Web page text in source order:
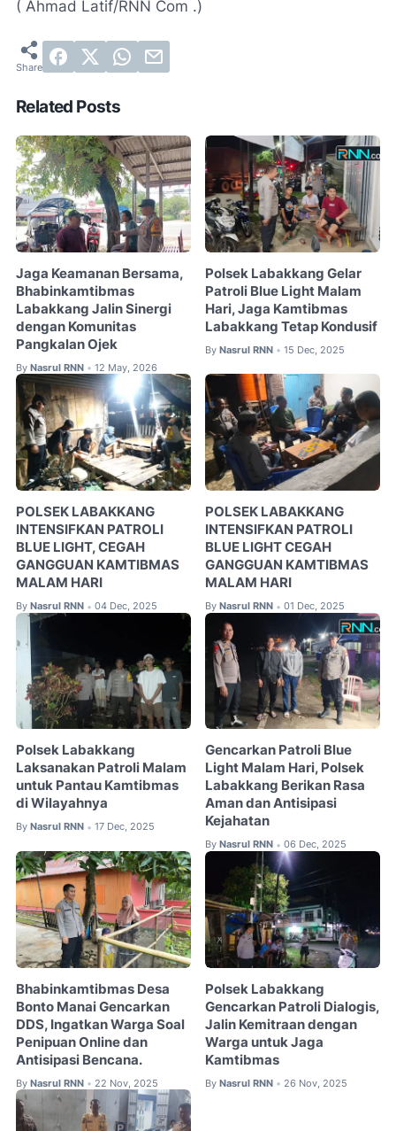
( Ahmad Latif/RNN Com .)
Related Posts
Jaga Keamanan Bersama,
Bhabinkamtibmas
Labakkang Jalin Sinergi
dengan Komunitas
Pangkalan Ojek
By Nasrul RNN • 12 May, 2026
Polsek Labakkang Gelar
Patroli Blue Light Malam
Hari, Jaga Kamtibmas
Labakkang Tetap Kondusif
By Nasrul RNN • 15 Dec, 2025
POLSEK LABAKKANG
INTENSIFKAN PATROLI
BLUE LIGHT, CEGAH
GANGGUAN KAMTIBMAS
MALAM HARI
By Nasrul RNN • 04 Dec, 2025
POLSEK LABAKKANG
INTENSIFKAN PATROLI
BLUE LIGHT CEGAH
GANGGUAN KAMTIBMAS
MALAM HARI
By Nasrul RNN • 01 Dec, 2025
Polsek Labakkang
Laksanakan Patroli Malam
untuk Pantau Kamtibmas
di Wilayahnya
By Nasrul RNN • 17 Dec, 2025
Gencarkan Patroli Blue
Light Malam Hari, Polsek
Labakkang Berikan Rasa
Aman dan Antisipasi
Kejahatan
By Nasrul RNN • 06 Dec, 2025
Bhabinkamtibmas Desa
Bonto Manai Gencarkan
DDS, Ingatkan Warga Soal
Penipuan Online dan
Antisipasi Bencana.
By Nasrul RNN • 22 Nov, 2025
Polsek Labakkang
Gencarkan Patroli Dialogis,
Jalin Kemitraan dengan
Warga untuk Jaga
Kamtibmas
By Nasrul RNN • 26 Nov, 2025